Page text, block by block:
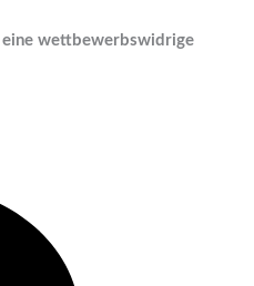
wettbewerbswidrige